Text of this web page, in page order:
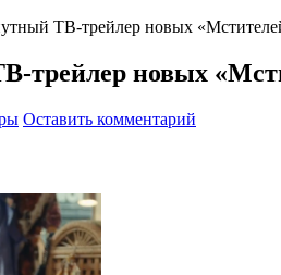
ТВ-трейлер новых
трейлер новых
Оставить комментарий